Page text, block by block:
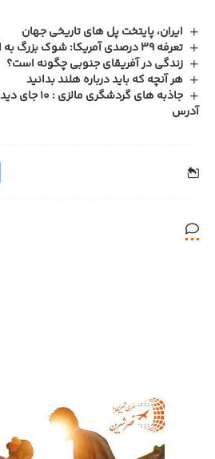
ایران، پایتخت پل های تاریخی جهان
تعرفه ۳۹ درصدی آمریکا: شوک بزرگ به اقتصاد سوئیس
زندگی در آفریقای جنوبی چگونه است؟
هر آنچه که باید درباره هلند بدانید
جاذبه های
آدرس